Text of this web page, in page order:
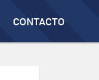
CONTACTO